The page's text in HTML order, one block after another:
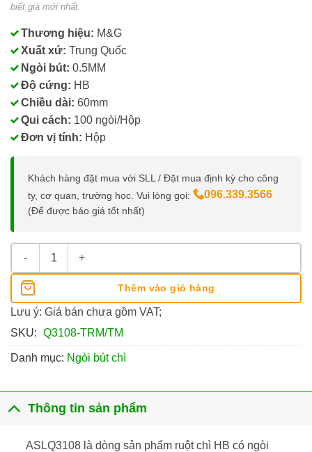
biết giá mới nhất.
Thương hiệu: M&G
Xuất xứ: Trung Quốc
Ngòi bút: 0.5MM
Độ cứng: HB
Chiều dài: 60mm
Qui cách: 100 ngòi/Hộp
Đơn vị tính: Hộp
Khách hàng đặt mua với SLL / Đặt mua định kỳ cho công
ty, cơ quan, trường học. Vui lòng gọi:
096.339.3566
(Để được báo giá tốt nhất)
Ruột Chì HB M&G Ngòi 0.5MM ASLQ3108 số lượng
Thêm vào giỏ hàng
Lưu ý: Giá bán chưa gồm VAT;
SKU: Q3108-TRM/TM
Danh mục: Ngòi bút chì
Thông tin sản phẩm
ASLQ3108 là dòng sản phẩm ruột chì HB có ngòi